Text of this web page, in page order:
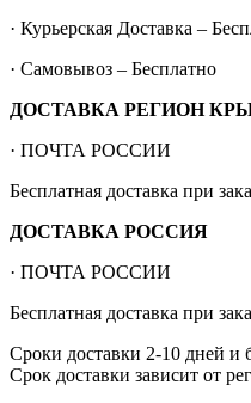
· Курьерская Доставка –
· Самовывоз – Бесплатно
ДОСТАВКА РЕГИОН
· ПОЧТА РОССИИ
Бесплатная доставка при
ДОСТАВКА РОССИЯ
· ПОЧТА РОССИИ
Бесплатная доставка при
Сроки доставки 2-10 дней и
Срок доставки зависит от